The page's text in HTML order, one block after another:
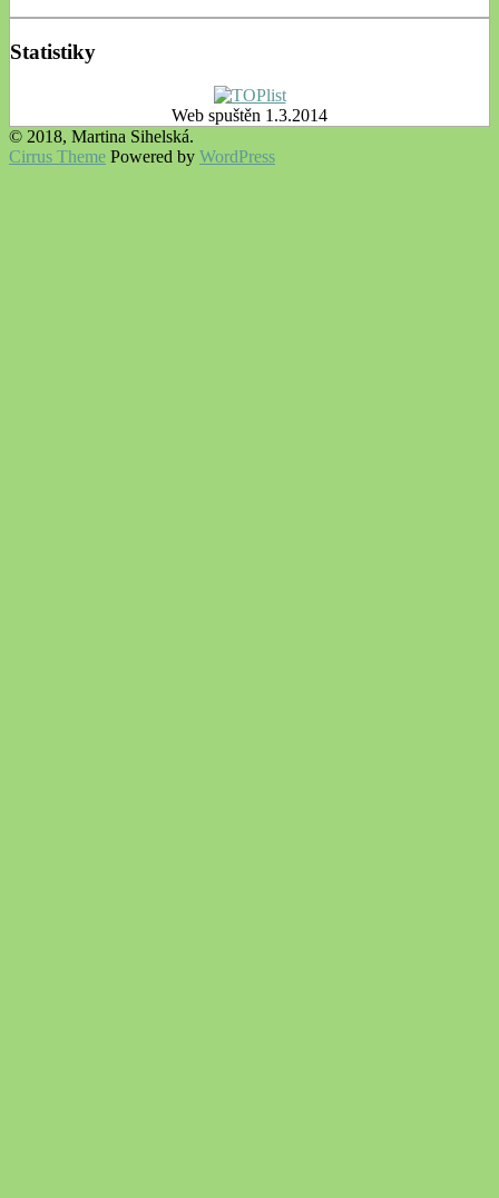
Statistiky
Web spuštěn 1.3.2014
© 2018, Martina Sihelská.
Cirrus Theme Powered by WordPress